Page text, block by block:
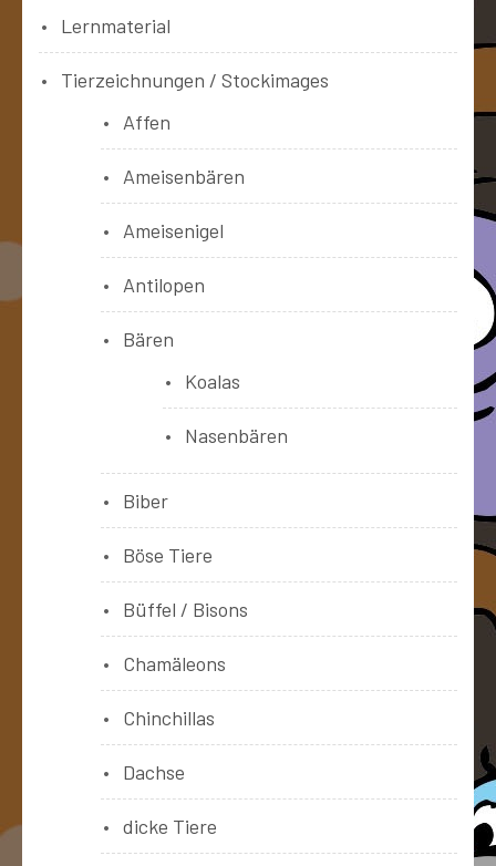
Lernmaterial
Tierzeichnungen / Stockimages
Affen
Ameisenbären
Ameisenigel
Antilopen
Bären
Koalas
Nasenbären
Biber
Böse Tiere
Büffel / Bisons
Chamäleons
Chinchillas
Dachse
dicke Tiere